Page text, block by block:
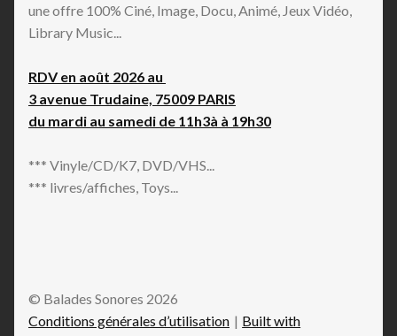
une offre 100% Ciné, Image, Docu, Animé, Jeux Vidéo,
Library Music...
RDV en août 2026 au
3 avenue Trudaine, 75009 PARIS
du mardi au samedi de 11h3à à 19h30
*** Vinyle/CD/K7, DVD/VHS...
*** livres/affiches, Toys...
© Balades Sonores 2026
Conditions générales d’utilisation
Built with